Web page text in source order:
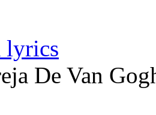
lyrics
De Van